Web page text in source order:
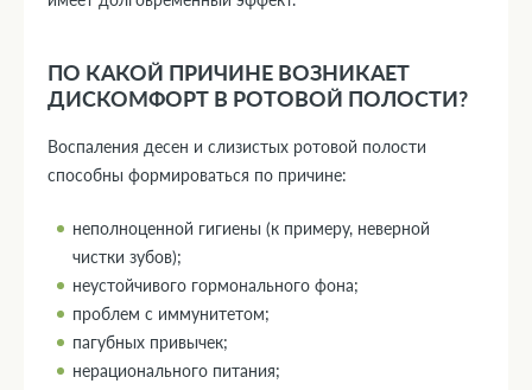
ПО КАКОЙ ПРИЧИНЕ ВОЗНИКАЕТ
ДИСКОМФОРТ В РОТОВОЙ ПОЛОСТИ?
Воспаления десен и слизистых ротовой полости
способны формироваться по причине:
неполноценной гигиены (к примеру, неверной
чистки зубов);
неустойчивого гормонального фона;
проблем с иммунитетом;
пагубных привычек;
нерационального питания;